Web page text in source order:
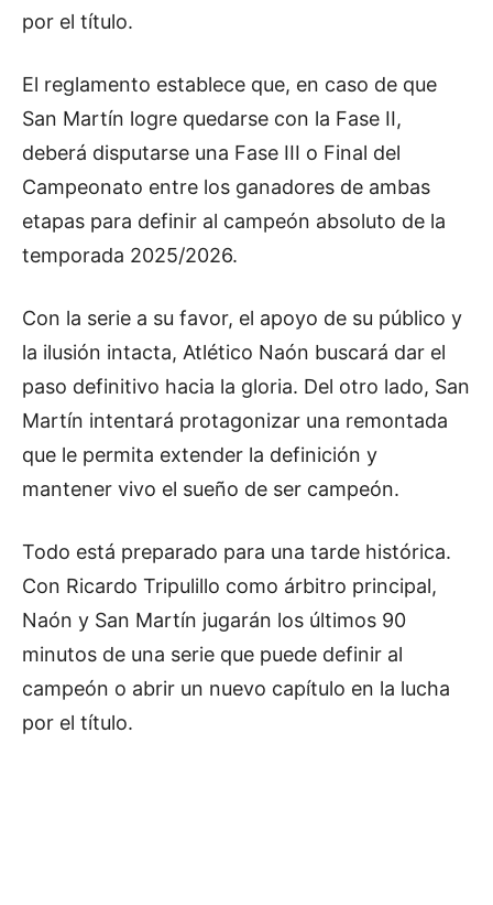
por el título.
El reglamento establece que, en caso de que
San Martín logre quedarse con la Fase II,
deberá disputarse una Fase III o Final del
Campeonato entre los ganadores de ambas
etapas para definir al campeón absoluto de la
temporada 2025/2026.
Con la serie a su favor, el apoyo de su público y
la ilusión intacta, Atlético Naón buscará dar el
paso definitivo hacia la gloria. Del otro lado, San
Martín intentará protagonizar una remontada
que le permita extender la definición y
mantener vivo el sueño de ser campeón.
Todo está preparado para una tarde histórica.
Con Ricardo Tripulillo como árbitro principal,
Naón y San Martín jugarán los últimos 90
minutos de una serie que puede definir al
campeón o abrir un nuevo capítulo en la lucha
por el título.